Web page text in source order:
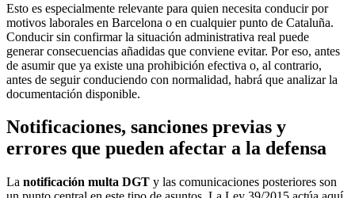
Esto es especialmente relevante para quien necesita conducir por
motivos laborales en Barcelona o en cualquier punto de Cataluña.
Conducir sin confirmar la situación administrativa real puede
generar consecuencias añadidas que conviene evitar. Por eso, antes
de asumir que ya existe una prohibición efectiva o, al contrario,
antes de seguir conduciendo con normalidad, habrá que analizar la
documentación disponible.
Notificaciones, sanciones previas y
errores que pueden afectar a la defensa
La notificación multa DGT y las comunicaciones posteriores son